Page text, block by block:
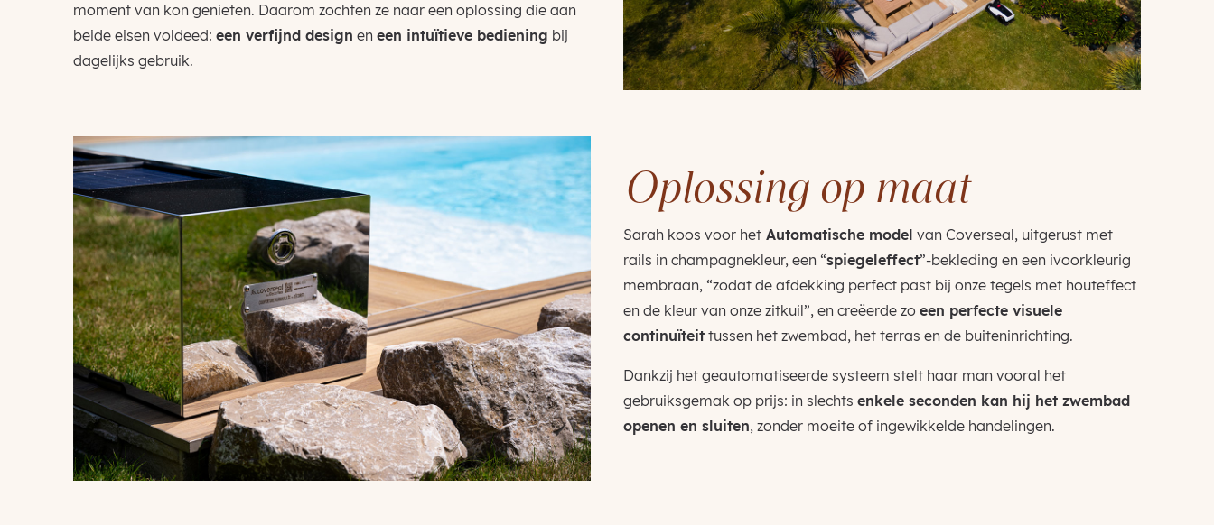
moment van kon genieten. Daarom zochten ze naar een oplossing die aan
beide eisen voldeed: een verfijnd design en een intuïtieve bediening bij
dagelijks gebruik.
Oplossing op maat
Sarah koos voor hetAutomatische model van Coverseal, uitgerust met
rails in champagnekleur, een “spiegeleffect”-bekleding en een ivoorkleurig
membraan, “zodat de afdekking perfect past bij onze tegels met houteffect
en de kleur van onze zitkuil”, en creëerde zo een perfecte visuele
continuïteittussen het zwembad, het terras en de buiteninrichting.
Dankzij het geautomatiseerde systeem stelt haar man vooral het
gebruiksgemak op prijs: in slechts enkele seconden kan hij het zwembad
openen en sluiten, zonder moeite of ingewikkelde handelingen.